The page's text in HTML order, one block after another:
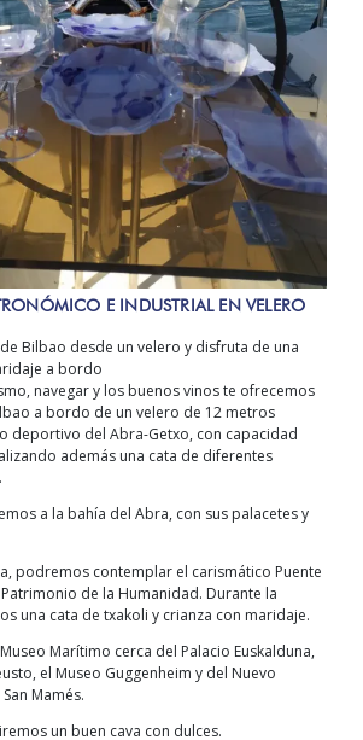
E INDUSTRIAL EN VELERO
Bilbao desde un velero y disfruta de una
a bordo
navegar y los buenos vinos te ofrecemos
a bordo de un velero de 12 metros
deportivo del Abra-Getxo, con capacidad
además una cata de diferentes
a la bahía del Abra, con sus palacetes y
podremos contemplar el carismático Puente
de la Humanidad. Durante la
una cata de txakoli y crianza con maridaje.
Marítimo cerca del Palacio Euskalduna,
el Museo Guggenheim y del Nuevo
Mamés.
un buen cava con dulces.